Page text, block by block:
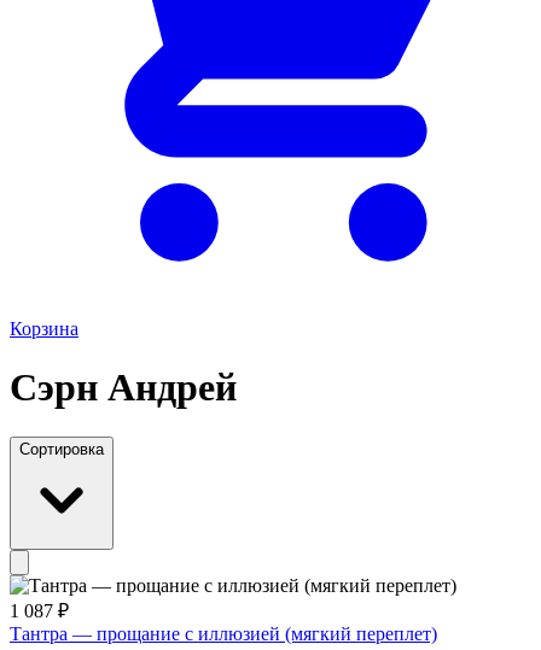
Корзина
Сэрн Андрей
Сортировка
1 087 ₽
Тантра — прощание с иллюзией (мягкий переплет)